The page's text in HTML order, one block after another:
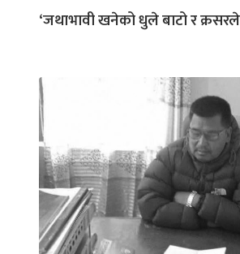
‘जथाभावी खनेको धुले बाटो र